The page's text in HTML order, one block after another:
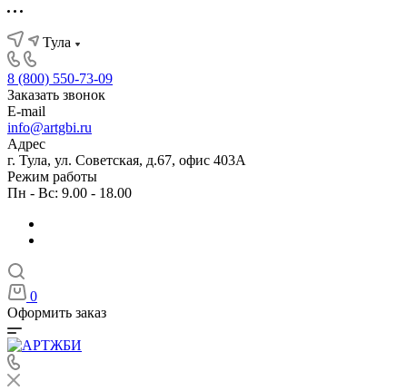
Тула
8 (800) 550-73-09
Заказать звонок
E-mail
info@artgbi.ru
Адрес
г. Тула, ул. Советская, д.67, офис 403А
Режим работы
Пн - Вс: 9.00 - 18.00
0
Оформить заказ